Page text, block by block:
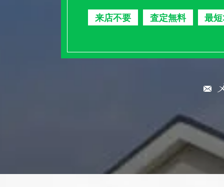
来店不要 査定無料 最